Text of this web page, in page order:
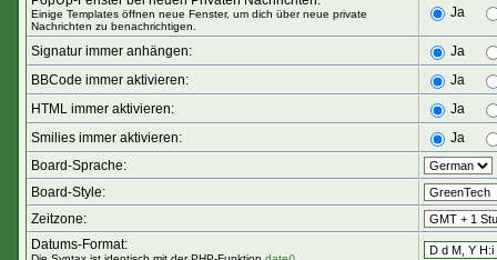
Einige Templates öffnen neue Fenster, um dich über neue private
Nachrichten zu benachrichtigen.
Ja
Signatur immer anhängen:
Ja
BBCode immer aktivieren:
Ja
HTML immer aktivieren:
Ja
Smilies immer aktivieren:
Ja
Board-Sprache:
Board-Style:
Zeitzone:
Datums-Format: